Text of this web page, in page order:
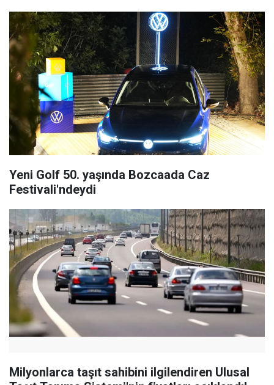
Yeni Golf 50. yaşında Bozcaada Caz
Festivali'ndeydi
Milyonlarca taşıt sahibini ilgilendiren Ulusal